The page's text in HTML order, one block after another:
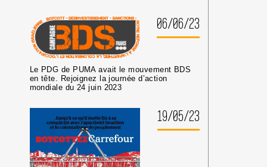
!
06/06/23
Le PDG de PUMA avait le mouvement BDS
en tête. Rejoignez la journée d’action
mondiale du 24 juin 2023
19/05/23